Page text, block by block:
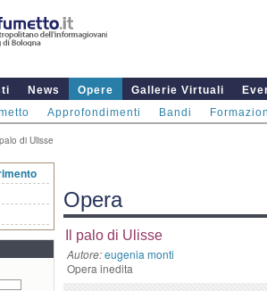
News Opere Gallerie Virtuali
Approfondimenti Bandi
di Ulisse
Opera
Il palo di Ulisse
Autore:eugenia monti
Opera inedita